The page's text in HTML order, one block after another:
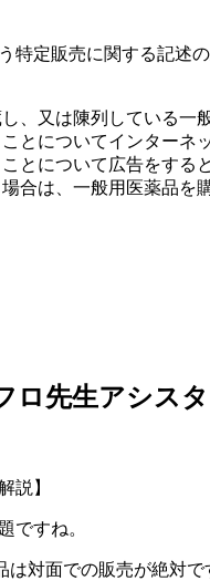
特定販売に関する記述
、又は陳列している一
とについてインターネ
とについて広告をする
合は、一般用医薬品を
ロ先生アシス
説】
ですね。
は対面での販売が絶対で